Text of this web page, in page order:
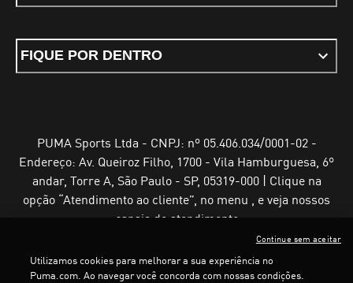
FIQUE POR DENTRO
PUMA Sports Ltda - CNPJ: nº 05.406.034/0001-02 -
Endereço: Av. Queiroz Filho, 1700 - Vila Hamburguesa, 6º
andar, Torre A, São Paulo - SP, 05319-000 | Clique na
opção “Atendimento ao cliente”, no menu , e veja nossos
canais de atendimento
Utilizamos cookies para melhorar a sua experiência no
Puma.com. Ao navegar você concorda com nossas condições.
Continue sem aceitar